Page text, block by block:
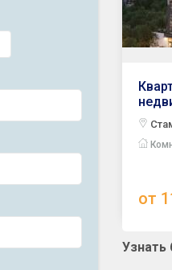
от
Узнать